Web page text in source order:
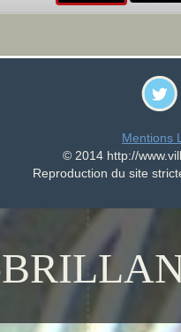
Mentions
© 2014 http://
Reproduction du site